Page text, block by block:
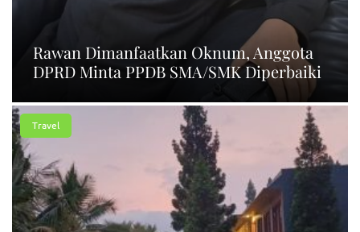
Rawan Dimanfaatkan Oknum, Anggota
DPRD Minta PPDB SMA/SMK Diperbaiki
Travel